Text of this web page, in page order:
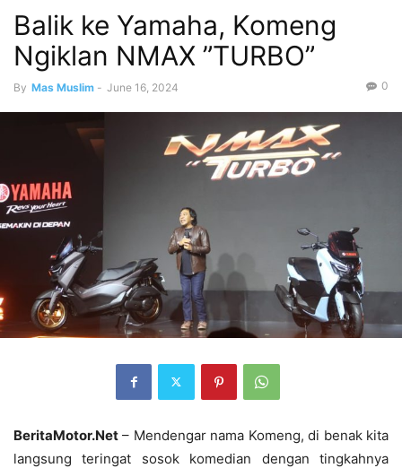
Balik ke Yamaha, Komeng
Ngiklan NMAX ”TURBO”
By Mas Muslim - June 16, 2024 0
BeritaMotor.Net – Mendengar nama Komeng, di benak kita
langsung teringat sosok komedian dengan tingkahnya